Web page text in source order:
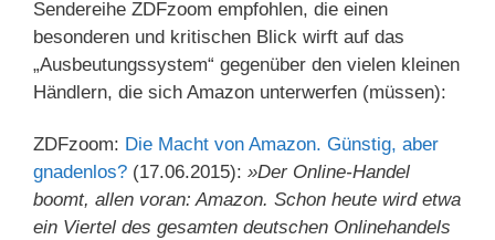
Sendereihe ZDFzoom empfohlen, die einen
besonderen und kritischen Blick wirft auf das
„Ausbeutungssystem“ gegenüber den vielen kleinen
Händlern, die sich Amazon unterwerfen (müssen):
ZDFzoom: Die Macht von Amazon. Günstig, aber
gnadenlos? (17.06.2015): »Der Online-Handel
boomt, allen voran: Amazon. Schon heute wird etwa
ein Viertel des gesamten deutschen Onlinehandels